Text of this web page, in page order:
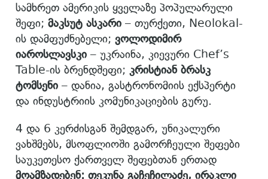
სამხრეთ ამერიკის ყველაზე პოპულარული
შეფი; მაკსუტ ასკარი – თურქეთი, Neolokal-
ის დამფუძნებელი; ვოლოდიმირ
იაროსლავსკი – უკრაინა, კიევური Chef’s
Table-ის ბრენდშეფი; კრისტიან ბრასკ
ტომსენი – დანია, გასტრონომიის ექსპერტი
და ინდუსტრიის კომუნიკაციების გურუ.
4 და 6 კერძისგან შემდგარ, უნიკალური
ვახშმებს, მსოფლიოში გამორჩეული შეფები
საუკეთესო ქართველ შეფებთან ერთად
მოამზადებენ: თეკუნა გაჩეჩილაძე, ირაკლი